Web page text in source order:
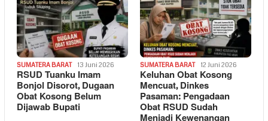
SUMATERA BARAT 13 Juni 2026
RSUD Tuanku Imam
Bonjol Disorot, Dugaan
Obat Kosong Belum
Dijawab Bupati
SUMATERA BARAT 12 Juni 2026
Keluhan Obat Kosong
Mencuat, Dinkes
Pasaman: Pengadaan
Obat RSUD Sudah